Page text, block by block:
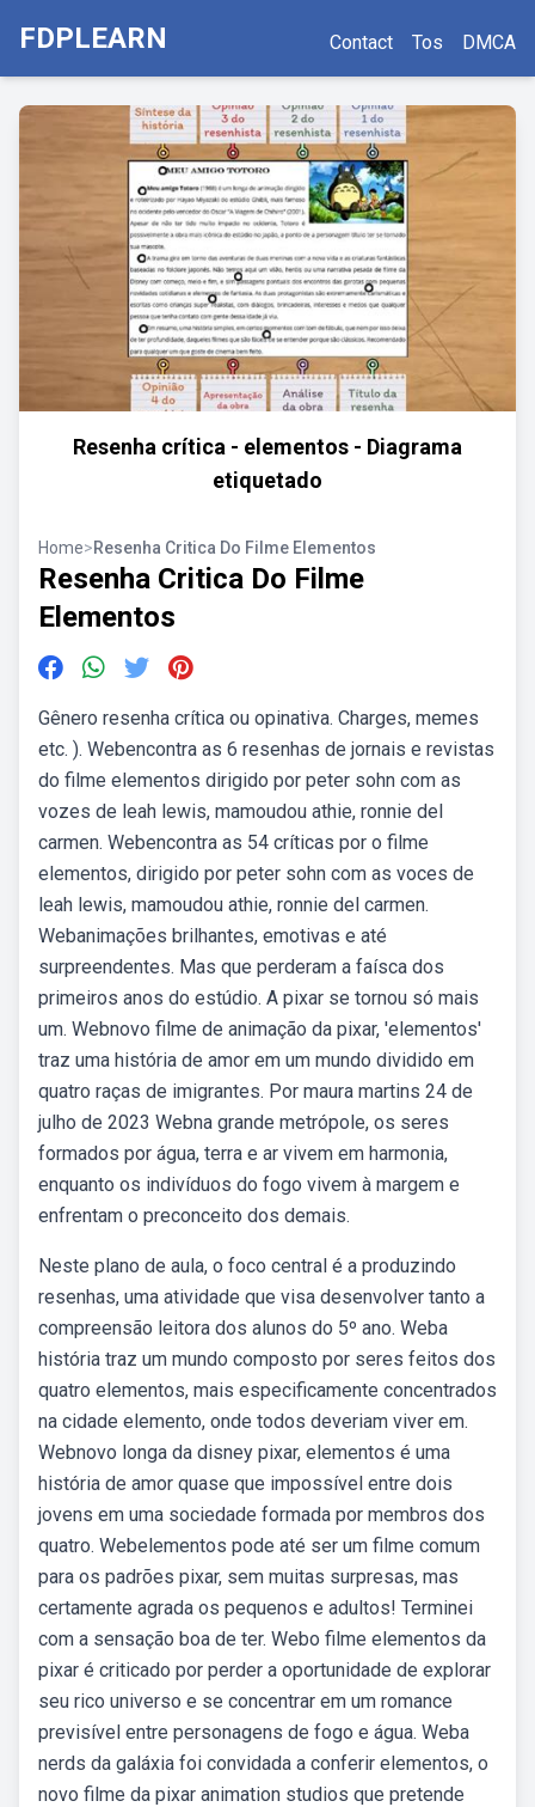
FDPLEARN Contact Tos DMCA
Resenha crítica - elementos - Diagrama
etiquetado
Home>Resenha Critica Do Filme Elementos
Resenha Critica Do Filme
Elementos
Gênero resenha crítica ou opinativa. Charges, memes
etc. ). Webencontra as 6 resenhas de jornais e revistas
do filme elementos dirigido por peter sohn com as
vozes de leah lewis, mamoudou athie, ronnie del
carmen. Webencontra as 54 críticas por o filme
elementos, dirigido por peter sohn com as voces de
leah lewis, mamoudou athie, ronnie del carmen.
Webanimações brilhantes, emotivas e até
surpreendentes. Mas que perderam a faísca dos
primeiros anos do estúdio. A pixar se tornou só mais
um. Webnovo filme de animação da pixar, 'elementos'
traz uma história de amor em um mundo dividido em
quatro raças de imigrantes. Por maura martins 24 de
julho de 2023 Webna grande metrópole, os seres
formados por água, terra e ar vivem em harmonia,
enquanto os indivíduos do fogo vivem à margem e
enfrentam o preconceito dos demais.
Neste plano de aula, o foco central é a produzindo
resenhas, uma atividade que visa desenvolver tanto a
compreensão leitora dos alunos do 5º ano. Weba
história traz um mundo composto por seres feitos dos
quatro elementos, mais especificamente concentrados
na cidade elemento, onde todos deveriam viver em.
Webnovo longa da disney pixar, elementos é uma
história de amor quase que impossível entre dois
jovens em uma sociedade formada por membros dos
quatro. Webelementos pode até ser um filme comum
para os padrões pixar, sem muitas surpresas, mas
certamente agrada os pequenos e adultos! Terminei
com a sensação boa de ter. Webo filme elementos da
pixar é criticado por perder a oportunidade de explorar
seu rico universo e se concentrar em um romance
previsível entre personagens de fogo e água. Weba
nerds da galáxia foi convidada a conferir elementos, o
novo filme da pixar animation studios que pretende